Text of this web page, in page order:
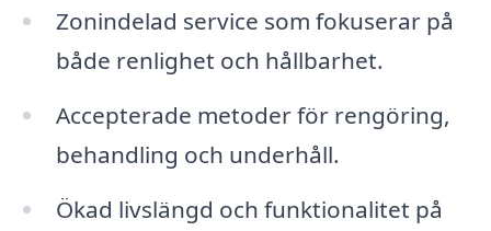
Zonindelad service som fokuserar på
både renlighet och hållbarhet.
Accepterade metoder för rengöring,
behandling och underhåll.
Ökad livslängd och funktionalitet på